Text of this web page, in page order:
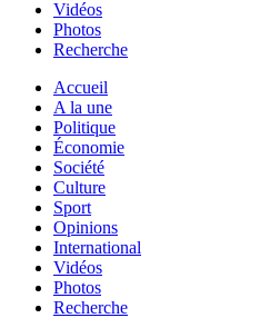
Vidéos
Photos
Recherche
Accueil
A la une
Politique
Économie
Société
Culture
Sport
Opinions
International
Vidéos
Photos
Recherche